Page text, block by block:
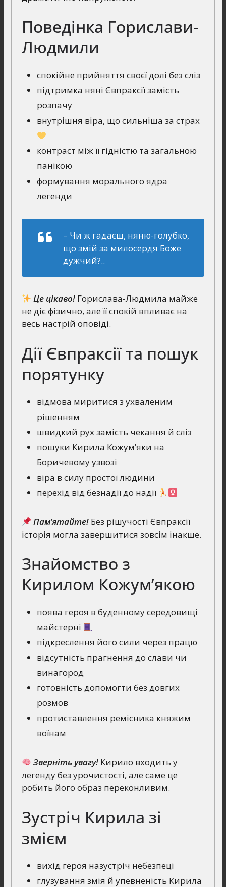
Поведінка Горислави-
Людмили
спокійне прийняття своєї долі без сліз
підтримка няні Євпраксії замість
розпачу
внутрішня віра, що сильніша за страх
контраст між її гідністю та загальною
панікою
формування морального ядра
легенди
– Чи ж гадаєш, няню-голубко,
що змій за милосердя Боже
дужчий?..
Це цікаво! Горислава-Людмила майже
не діє фізично, але її спокій впливає на
весь настрій оповіді.
Дії Євпраксії та пошук
порятунку
відмова миритися з ухваленим
рішенням
швидкий рух замість чекання й сліз
пошуки Кирила Кожум’яки на
Боричевому узвозі
віра в силу простої людини
перехід від безнадії до надії
Пам’ятайте! Без рішучості Євпраксії
історія могла завершитися зовсім інакше.
Знайомство з
Кирилом Кожум’якою
поява героя в буденному середовищі
майстерні
підкреслення його сили через працю
відсутність прагнення до слави чи
винагород
готовність допомогти без довгих
розмов
протиставлення ремісника княжим
воїнам
Зверніть увагу! Кирило входить у
легенду без урочистості, але саме це
робить його образ переконливим.
Зустріч Кирила зі
змієм
вихід героя назустріч небезпеці
глузування змія й упевненість Кирила